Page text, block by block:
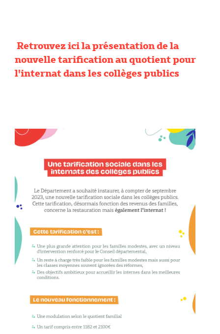
Retrouvez ici la présentation de la
nouvelle tarification au quotient pour
l'internat dans les collèges publics